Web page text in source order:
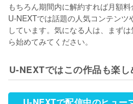
もちろん期間内に解約すれば月額料
U-NEXTでは話題の人気コンテン
しています。気になる人は、まず
ら始めてみてください。
U-NEXTではこの作品も楽し